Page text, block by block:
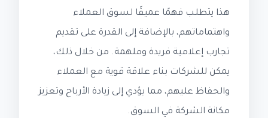
هذا يتطلب فهمًا عميقًا لسوق العملاء
واهتماماتهم، بالإضافة إلى القدرة على تقديم
تجارب إعلامية فريدة وملهمة. من خلال ذلك،
يمكن للشركات بناء علاقة قوية مع العملاء
والحفاظ عليهم، مما يؤدي إلى زيادة الأرباح وتعزيز
مكانة الشركة في السوق.